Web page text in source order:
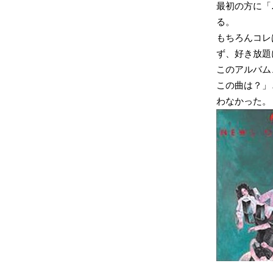
最初の方に
る。
もちろんコ
ず、好き放
このアルバ
この曲は？
わなかった。